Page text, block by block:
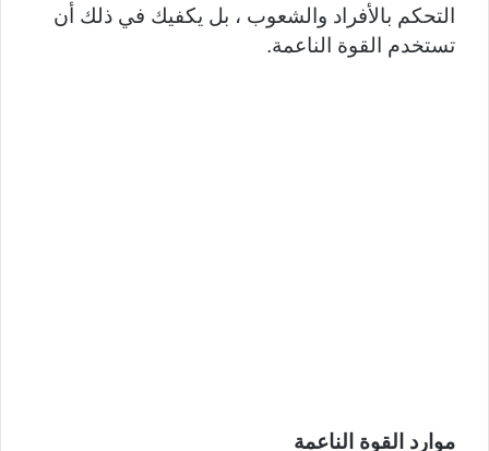
التحكم بالأفراد والشعوب ، بل يكفيك في ذلك أن
تستخدم القوة الناعمة.
موارد القوة الناعمة